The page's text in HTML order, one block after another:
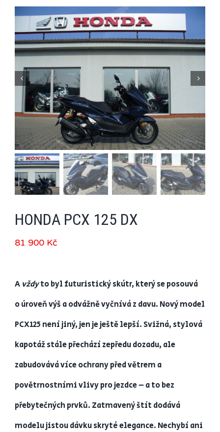
 
HONDA PCX 125 DX
81 900 Kč
A vždyto byl futuristický skútr, který se posouvá
o úroveň výš a odvážně vyčnívá z davu. Nový model
PCX125 není jiný, jen je ještě lepší. Svižná, stylová
kapotáž stále přechází zepředu dozadu, ale
zabudovává více ochrany před větrem a
povětrnostními vlivy pro jezdce – a to bez
přebytečných prvků. Zatmavený štít dodává
modelu jistou dávku skryté elegance. Nechybí ani